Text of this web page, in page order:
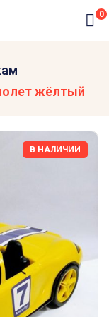
0
жёлтый
В НАЛИЧИИ